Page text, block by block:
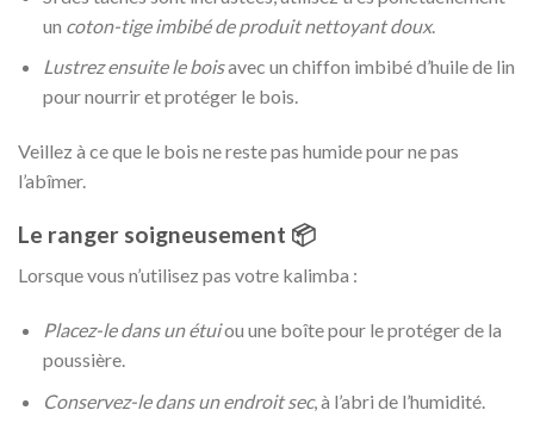
un coton-tige imbibé de produit nettoyant doux.
Lustrez ensuite le boisavec un chiffon imbibé d’huile de lin
pour nourrir et protéger le bois.
Veillez à ce que le bois ne reste pas humide pour ne pas
l’abîmer.
Le ranger soigneusement 📦
Lorsque vous n’utilisez pas votre kalimba :
Placez-le dans un étuiou une boîte pour le protéger de la
poussière.
Conservez-le dans un endroit sec, à l’abri de l’humidité.